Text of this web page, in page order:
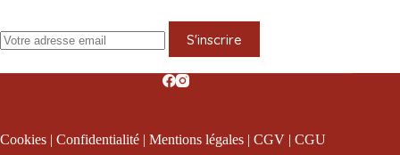
S'inscrire
Cookies | Confidentialité | Mentions légales | CGV | CGU